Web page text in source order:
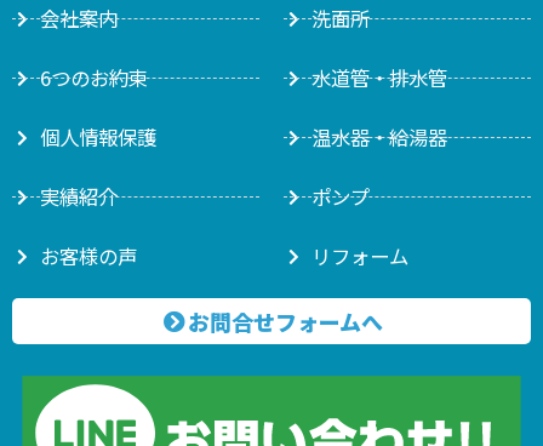
会社案内
6つのお約束
個人情報保護
実績紹介
お客様の声
洗面所
水道管・排水管
温水器・給湯器
ポンプ
リフォーム
お問合せフォームへ